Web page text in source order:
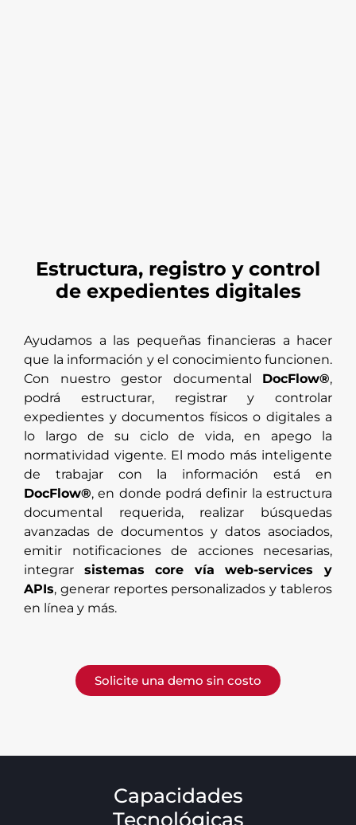
Estructura, registro y control
de expedientes digitales
Ayudamos a las pequeñas financieras a hacer
que la información y el conocimiento funcionen.
Con nuestro gestor documental DocFlow®,
podrá estructurar, registrar y controlar
expedientes y documentos físicos o digitales a
lo largo de su ciclo de vida, en apego la
normatividad vigente. El modo más inteligente
de trabajar con la información está en
DocFlow®, en donde podrá definir la estructura
documental requerida, realizar búsquedas
avanzadas de documentos y datos asociados,
emitir notificaciones de acciones necesarias,
integrar sistemas core vía web-services y
APIs, generar reportes personalizados y tableros
en línea y más.
Solicite una demo sin costo
Capacidades
Tecnológicas